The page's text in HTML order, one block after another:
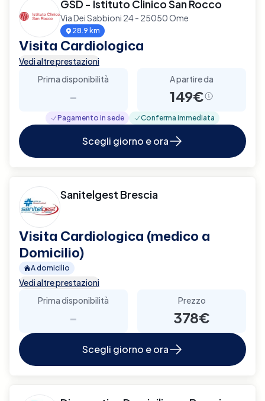
GSD - Istituto Clinico San Rocco
Via Dei Sabbioni 24 - 25050 Ome
28.9 km
Visita Cardiologica
Vedi altre prestazioni
Prima disponibilità
-
A partire da
149€
Pagamento in sede Conferma immediata
Scegli giorno e ora
Sanitelgest Brescia
Visita Cardiologica (medico a
Domicilio)
A domicilio
Vedi altre prestazioni
Prima disponibilità
-
Prezzo
378€
Scegli giorno e ora